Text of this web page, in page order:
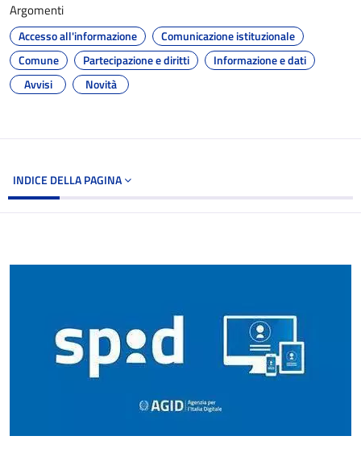
Argomenti
Accesso all'informazione
Comunicazione istituzionale
Comune
Partecipazione e diritti
Informazione e dati
Avvisi
Novità
INDICE DELLA PAGINA